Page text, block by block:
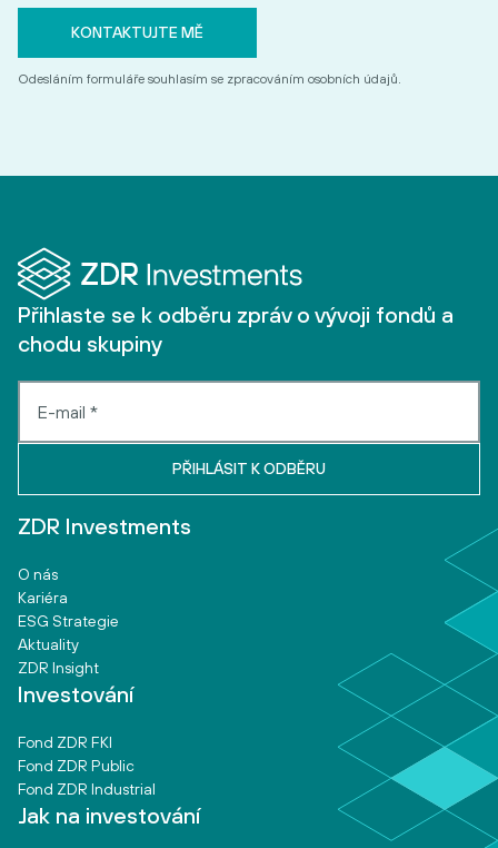
Odesláním formuláře souhlasím se zpracováním osobních údajů.
Přihlaste se k odběru zpráv o vývoji fondů a
chodu skupiny
ZDR Investments
O nás
Kariéra
ESG Strategie
Aktuality
ZDR Insight
Investování
Fond ZDR FKI
Fond ZDR Public
Fond ZDR Industrial
Jak na investování